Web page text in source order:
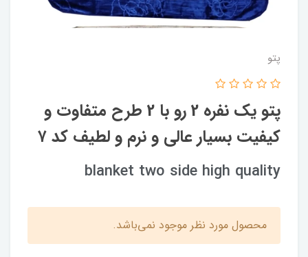
پتو
پتو یک نفره 2 رو با 2 طرح متفاوت و
کیفیت بسیار عالی و نرم و لطیف کد ۷
blanket two side high quality
محصول مورد نظر موجود نمی‌باشد.